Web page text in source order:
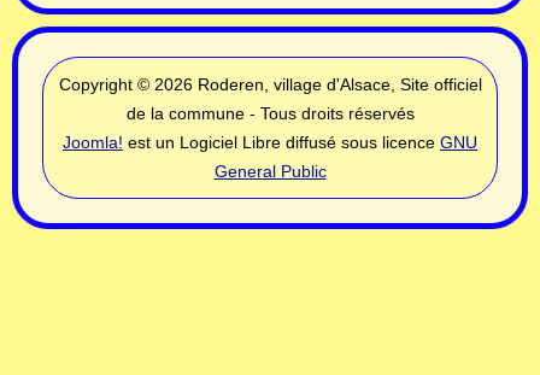
Copyright © 2026 Roderen, village d'Alsace, Site officiel
de la commune - Tous droits réservés
Joomla! est un Logiciel Libre diffusé sous licence GNU
General Public